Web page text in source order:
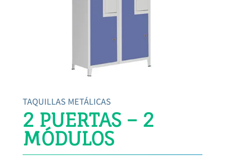
TAQUILLAS METÁLICAS
2 PUERTAS – 2
MÓDULOS